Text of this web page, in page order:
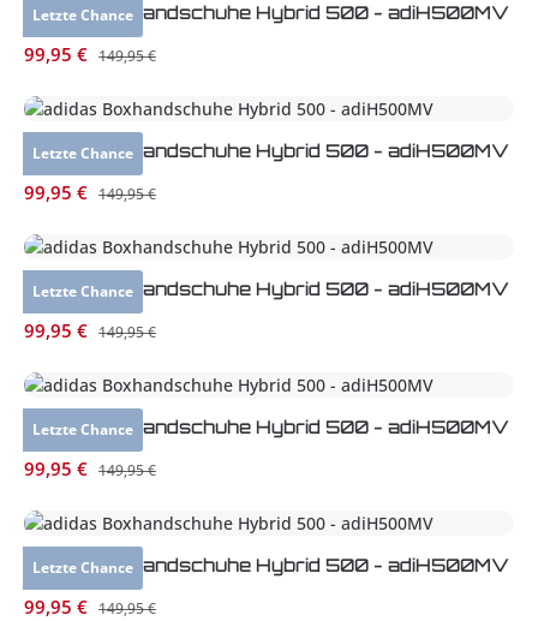
Letzte Chance
adidas Boxhandschuhe Hybrid 500 - adiH500MV
Verkaufspreis:
99,95 € Regulärer Preis:
149,95 €
Letzte Chance
adidas Boxhandschuhe Hybrid 500 - adiH500MV
Verkaufspreis:
99,95 € Regulärer Preis:
149,95 €
Letzte Chance
adidas Boxhandschuhe Hybrid 500 - adiH500MV
Verkaufspreis:
99,95 € Regulärer Preis:
149,95 €
Letzte Chance
adidas Boxhandschuhe Hybrid 500 - adiH500MV
Verkaufspreis:
99,95 € Regulärer Preis:
149,95 €
Letzte Chance
adidas Boxhandschuhe Hybrid 500 - adiH500MV
Verkaufspreis:
99,95 € Regulärer Preis:
149,95 €